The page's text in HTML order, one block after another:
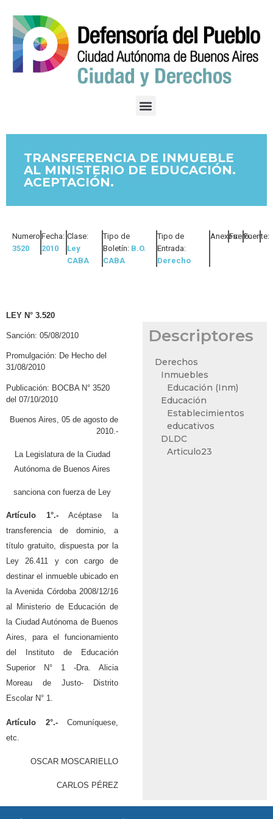
TRANSFERENCIA DE INMUEBLE
AL MINISTERIO DE EDUCACIÓN.
ACEPTACIÓN.
Numero:
3520
Fecha:
2010
Clase:
Ley
CABA
Tipo de
Boletín: B.O.
CABA
Tipo de
Entrada:
Derecho
Anexos:Fuero:Fuente:
LEY N° 3.520
Sanción: 05/08/2010
Promulgación: De Hecho del
31/08/2010
Publicación: BOCBA N° 3520
del 07/10/2010
Buenos Aires, 05 de agosto de
2010.-
La Legislatura de la Ciudad
Autónoma de Buenos Aires
sanciona con fuerza de Ley
Artículo 1°.- Acéptase la
transferencia de dominio, a
título gratuito, dispuesta por la
Ley 26.411 y con cargo de
destinar el inmueble ubicado en
la Avenida Córdoba 2008/12/16
al Ministerio de Educación de
la Ciudad Autónoma de Buenos
Aires, para el funcionamiento
del Instituto de Educación
Superior N° 1 -Dra. Alicia
Moreau de Justo- Distrito
Escolar N° 1.
Artículo 2°.-Comuníquese,
etc.
OSCAR MOSCARIELLO
CARLOS PÉREZ
Descriptores
Derechos
Inmuebles
Educación (Inm)
Educación
Establecimientos
educativos
DLDC
Articulo23